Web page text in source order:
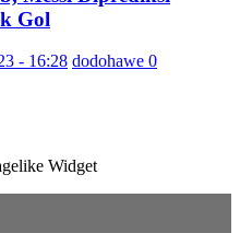
Gol
- 16:28 dodohawe 0